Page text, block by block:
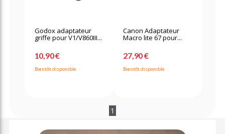
Godox adaptateur
griffe pour V1/V860III...
10,90 €
Bientôt disponible
Canon Adaptateur
Macro lite 67 pour...
27,90 €
Bientôt disponible
1